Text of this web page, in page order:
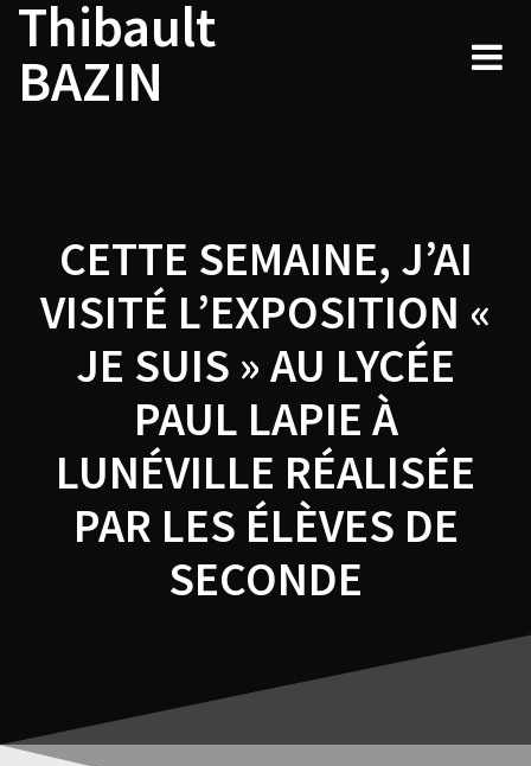
Skip
content
Thibault
BAZIN
CETTE SEMAINE, J’AI
VISITÉ L’EXPOSITION «
JE SUIS » AU LYCÉE
PAUL LAPIE À
LUNÉVILLE RÉALISÉE
PAR LES ÉLÈVES DE
SECONDE
Navigation
de